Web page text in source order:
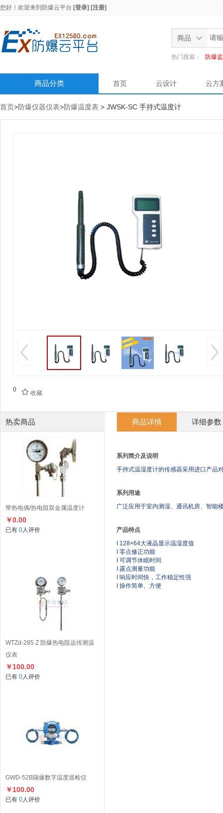
您好！欢迎来到 防爆云平台 [登录] [注册]
商品
热门搜索： 防爆
商品分类 首页 云设计 云方
首页>防爆仪器仪表>防爆温度表 > JWSK-SC 手持式温度计
0  收藏
热卖商品
带热电偶/热电阻双金属温度计
￥0.00
已有 0人评价
WTZd-285 Z 防爆热电阻远传测温
仪表
￥100.00
已有 0人评价
GWD-52B隔爆数字温度巡检仪
￥100.00
已有 0人评价
商品详情 详细参数
系列简介及说明
手持式温湿度计的传感器采用进口产品
系列用途
广泛应用于室内测湿、通讯机房、智能
产品特点
I 128×64大液晶显示温湿度值
I 零点修正功能
I 可调节休眠时间
I 露点测量功能
I 响应时间快，工作稳定性强
I 操作简单、方便